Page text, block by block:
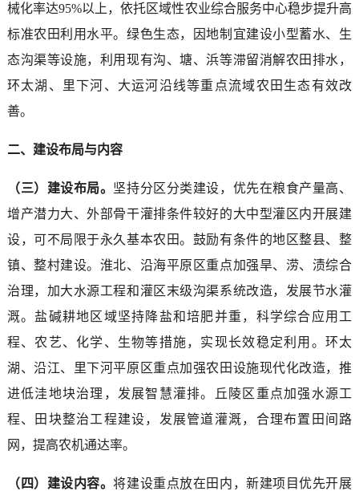
械化率达95%以上，依托区域性农业综合服务中心稳步提升高
标准农田利用水平。绿色生态，因地制宜建设小型蓄水、生
态沟渠等设施，利用现有沟、塘、浜等滞留消解农田排水，
环太湖、里下河、大运河沿线等重点流域农田生态有效改
善。
二、建设布局与内容
（三）建设布局。 坚持分区分类建设，优先在粮食产量高、
增产潜力大、外部骨干灌排条件较好的大中型灌区内开展建
设，可不局限于永久基本农田。鼓励有条件的地区整县、整
镇、整村建设。淮北、沿海平原区重点加强旱、涝、渍综合
治理，加大水源工程和灌区末级沟渠系统改造，发展节水灌
溉。盐碱耕地区域坚持降盐和培肥并重，科学综合应用工
程、农艺、化学、生物等措施，实现长效稳定利用。环太
湖、沿江、里下河平原区重点加强农田设施现代化改造，推
进低洼地块治理，发展智慧灌排。丘陵区重点加强水源工
程、田块整治工程建设，发展管道灌溉，合理布置田间路
网，提高农机通达率。
（四）建设内容。将建设重点放在田内，新建项目优先开展